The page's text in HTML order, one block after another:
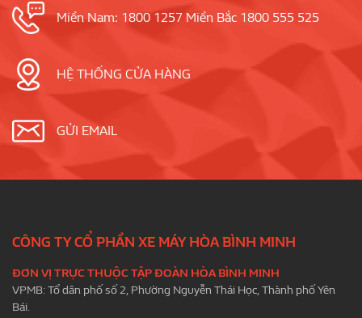
Miền Nam: 1800 1257 Miền Bắc 1800 555 525
HỆ THỐNG CỬA HÀNG
GỬI EMAIL
CÔNG TY CỔ PHẦN XE MÁY HÒA BÌNH MINH
ĐƠN VỊ TRỰC THUỘC TẬP ĐOÀN HÒA BÌNH MINH
VPMB: Tổ dân phố số 2, Phường Nguyễn Thái Học, Thành phố Yên
Bái.